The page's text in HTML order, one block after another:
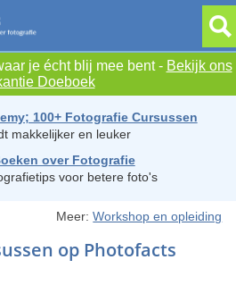
je écht blij mee bent - Bekijk ons
Doeboek
100+ Fotografie Cursussen
makkelijker en leuker
over Fotografie
voor betere foto's
Meer:Workshop en opleiding
op Photofacts